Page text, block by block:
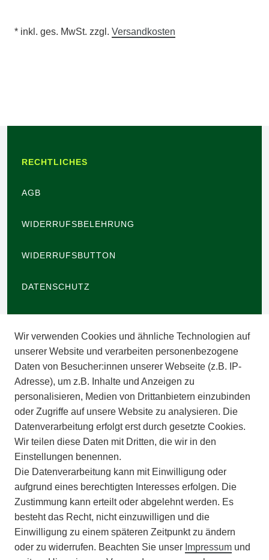
* inkl. ges. MwSt. zzgl. Versandkosten
RECHTLICHES
AGB
WIDERRUFSBELEHRUNG
WIDERRUFSBUTTON
DATENSCHUTZ
IMPRESSUM
INFORMATIONEN
ZAHLUNGSARTEN
VERSAND
BATTERIEENTSORGUNG
VERANSTALTUNGEN
APOTHEKERSCHRANK
Wir verwenden Cookies und ähnliche Technologien auf
unserer Website und verarbeiten personenbezogene
Daten von Besucher:innen unserer Webseite (z.B. IP-
Adresse), um z.B. Inhalte und Anzeigen zu
personalisieren, Medien von Drittanbietern einzubinden
oder Zugriffe auf unsere Website zu analysieren. Die
Datenverarbeitung erfolgt erst durch gesetzte Cookies.
Wir teilen diese Daten mit Dritten, die wir in den
Einstellungen benennen.
Die Datenverarbeitung kann mit Einwilligung oder
aufgrund eines berechtigten Interesses erfolgen. Die
Zustimmung kann erteilt oder abgelehnt werden. Es
besteht das Recht, nicht einzuwilligen und die
Einwilligung zu einem späteren Zeitpunkt zu ändern
oder zu widerrufen. Beachten Sie unser Impressum und